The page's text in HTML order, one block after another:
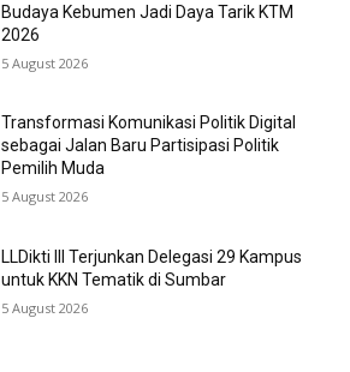
Budaya Kebumen Jadi Daya Tarik KTM
2026
5 August 2026
Transformasi Komunikasi Politik Digital
sebagai Jalan Baru Partisipasi Politik
Pemilih Muda
5 August 2026
LLDikti III Terjunkan Delegasi 29 Kampus
untuk KKN Tematik di Sumbar
5 August 2026